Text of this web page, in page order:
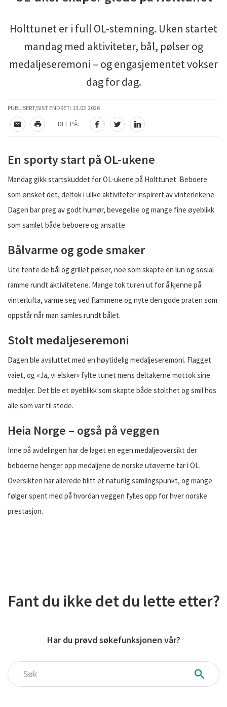
Holttunet er i full OL-stemning. Uken startet
mandag med aktiviteter, bål, pølser og
medaljeseremoni – og engasjementet vokser
dag for dag.
PUBLISERT/SIST ENDRET: 13.02.2026
TIPS EN VENN
SKRIV UT
DEL PÅ:
DEL PÅ FACEBOOK
DEL PÅ TWITTER
DEL PÅ LINKEDIN
En sporty start på OL-ukene
Mandag gikk startskuddet for OL-ukene på Holttunet. Beboere
som ønsket det, deltok i ulike aktiviteter inspirert av vinterlekene.
Dagen bar preg av godt humør, bevegelse og mange fine øyeblikk
som samlet både beboere og ansatte.
Bålvarme og gode smaker
Ute tente de bål og grillet pølser, noe som skapte en lun og sosial
ramme rundt aktivitetene. Mange tok turen ut for å kjenne på
vinterlufta, varme seg ved flammene og nyte den gode praten som
oppstår når man samles rundt bålet.
Stolt medaljeseremoni
Dagen ble avsluttet med en høytidelig medaljeseremoni. Flagget
vaiet, og «Ja, vi elsker» fylte tunet mens deltakerne mottok sine
medaljer. Det ble et øyeblikk som skapte både stolthet og smil hos
alle som var til stede.
Heia Norge – også på veggen
Inne på avdelingen har de laget en egen medaljeoversikt der
beboerne henger opp medaljene de norske utøverne tar i OL.
Oversikten har allerede blitt et naturlig samlingspunkt, og mange
følger spent med på hvordan veggen fylles opp for hver norske
prestasjon.
Fant du ikke det du lette etter?
Har du prøvd søkefunksjonen vår?
Søk